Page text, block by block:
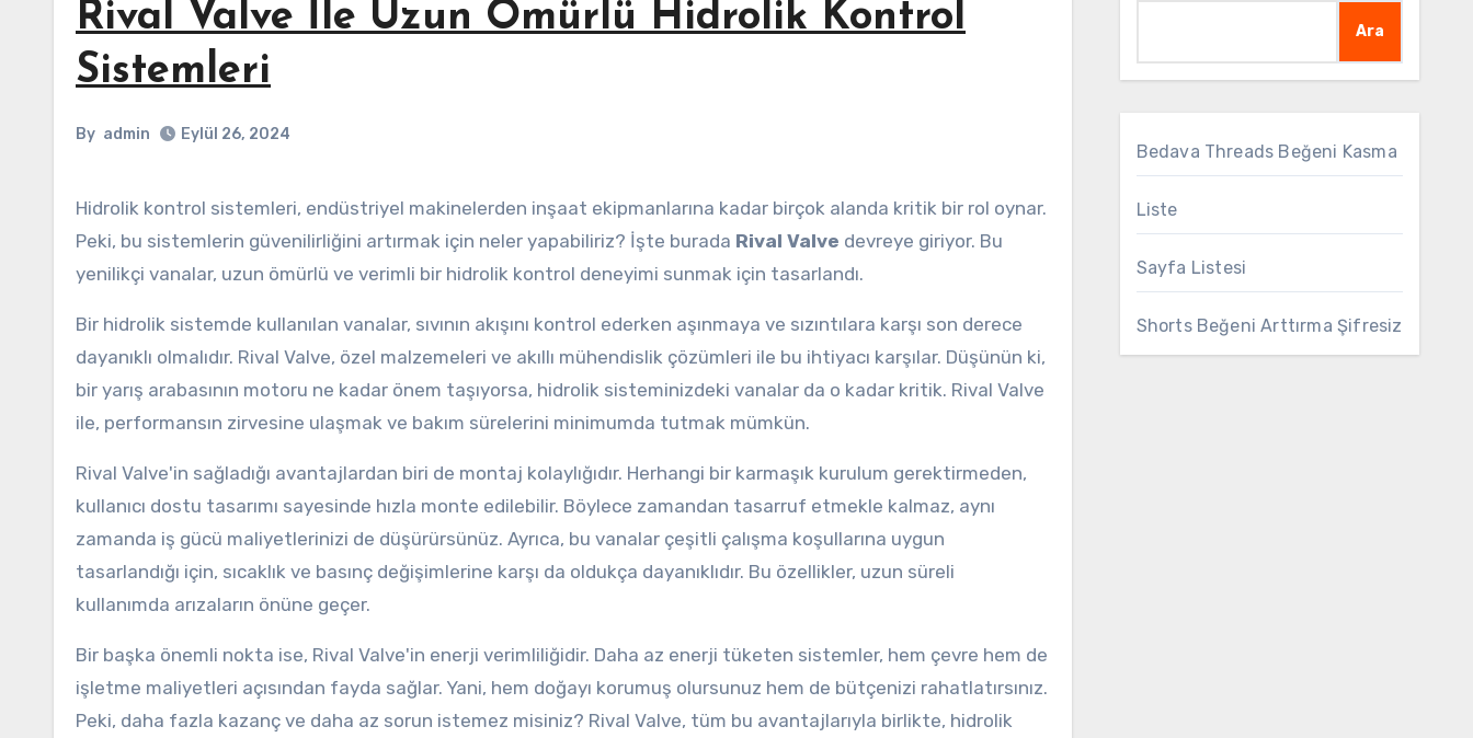
Rival Valve İle Uzun Ömürlü Hidrolik Kontrol
Sistemleri
By admin Eylül 26, 2024
Hidrolik kontrol sistemleri, endüstriyel makinelerden inşaat ekipmanlarına kadar birçok alanda kritik bir rol oynar.
Peki, bu sistemlerin güvenilirliğini artırmak için neler yapabiliriz? İşte burada Rival Valve devreye giriyor. Bu
yenilikçi vanalar, uzun ömürlü ve verimli bir hidrolik kontrol deneyimi sunmak için tasarlandı.
Bir hidrolik sistemde kullanılan vanalar, sıvının akışını kontrol ederken aşınmaya ve sızıntılara karşı son derece
dayanıklı olmalıdır. Rival Valve, özel malzemeleri ve akıllı mühendislik çözümleri ile bu ihtiyacı karşılar. Düşünün ki,
bir yarış arabasının motoru ne kadar önem taşıyorsa, hidrolik sisteminizdeki vanalar da o kadar kritik. Rival Valve
ile, performansın zirvesine ulaşmak ve bakım sürelerini minimumda tutmak mümkün.
Rival Valve'in sağladığı avantajlardan biri de montaj kolaylığıdır. Herhangi bir karmaşık kurulum gerektirmeden,
kullanıcı dostu tasarımı sayesinde hızla monte edilebilir. Böylece zamandan tasarruf etmekle kalmaz, aynı
zamanda iş gücü maliyetlerinizi de düşürürsünüz. Ayrıca, bu vanalar çeşitli çalışma koşullarına uygun
tasarlandığı için, sıcaklık ve basınç değişimlerine karşı da oldukça dayanıklıdır. Bu özellikler, uzun süreli
kullanımda arızaların önüne geçer.
Bir başka önemli nokta ise, Rival Valve'in enerji verimliliğidir. Daha az enerji tüketen sistemler, hem çevre hem de
işletme maliyetleri açısından fayda sağlar. Yani, hem doğayı korumuş olursunuz hem de bütçenizi rahatlatırsınız.
Peki, daha fazla kazanç ve daha az sorun istemez misiniz? Rival Valve, tüm bu avantajlarıyla birlikte, hidrolik
Ara
Bedava Threads Beğeni Kasma
Liste
Sayfa Listesi
Shorts Beğeni Arttırma Şifresiz